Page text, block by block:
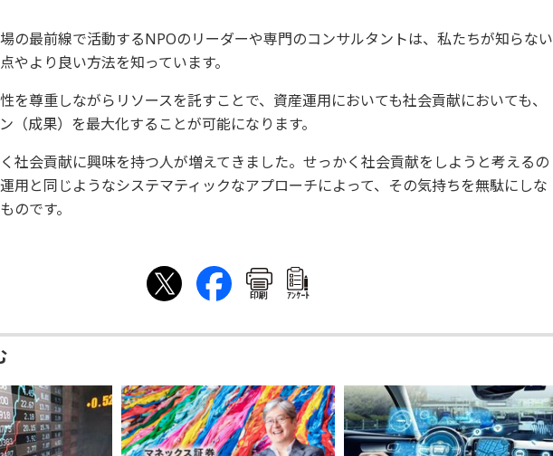
の最前線で活動するNPOのリーダーや専門のコンサルタントは、私たちが知らない
やより良い方法を知っています。
を尊重しながらリソースを託すことで、資産運用においても社会貢献においても、
（成果）を最大化することが可能になります。
社会貢献に興味を持つ人が増えてきました。せっかく社会貢献をしようと考えるの
用と同じようなシステマティックなアプローチによって、その気持ちを無駄にしな
のです。
印刷 ｱﾝｹｰﾄ